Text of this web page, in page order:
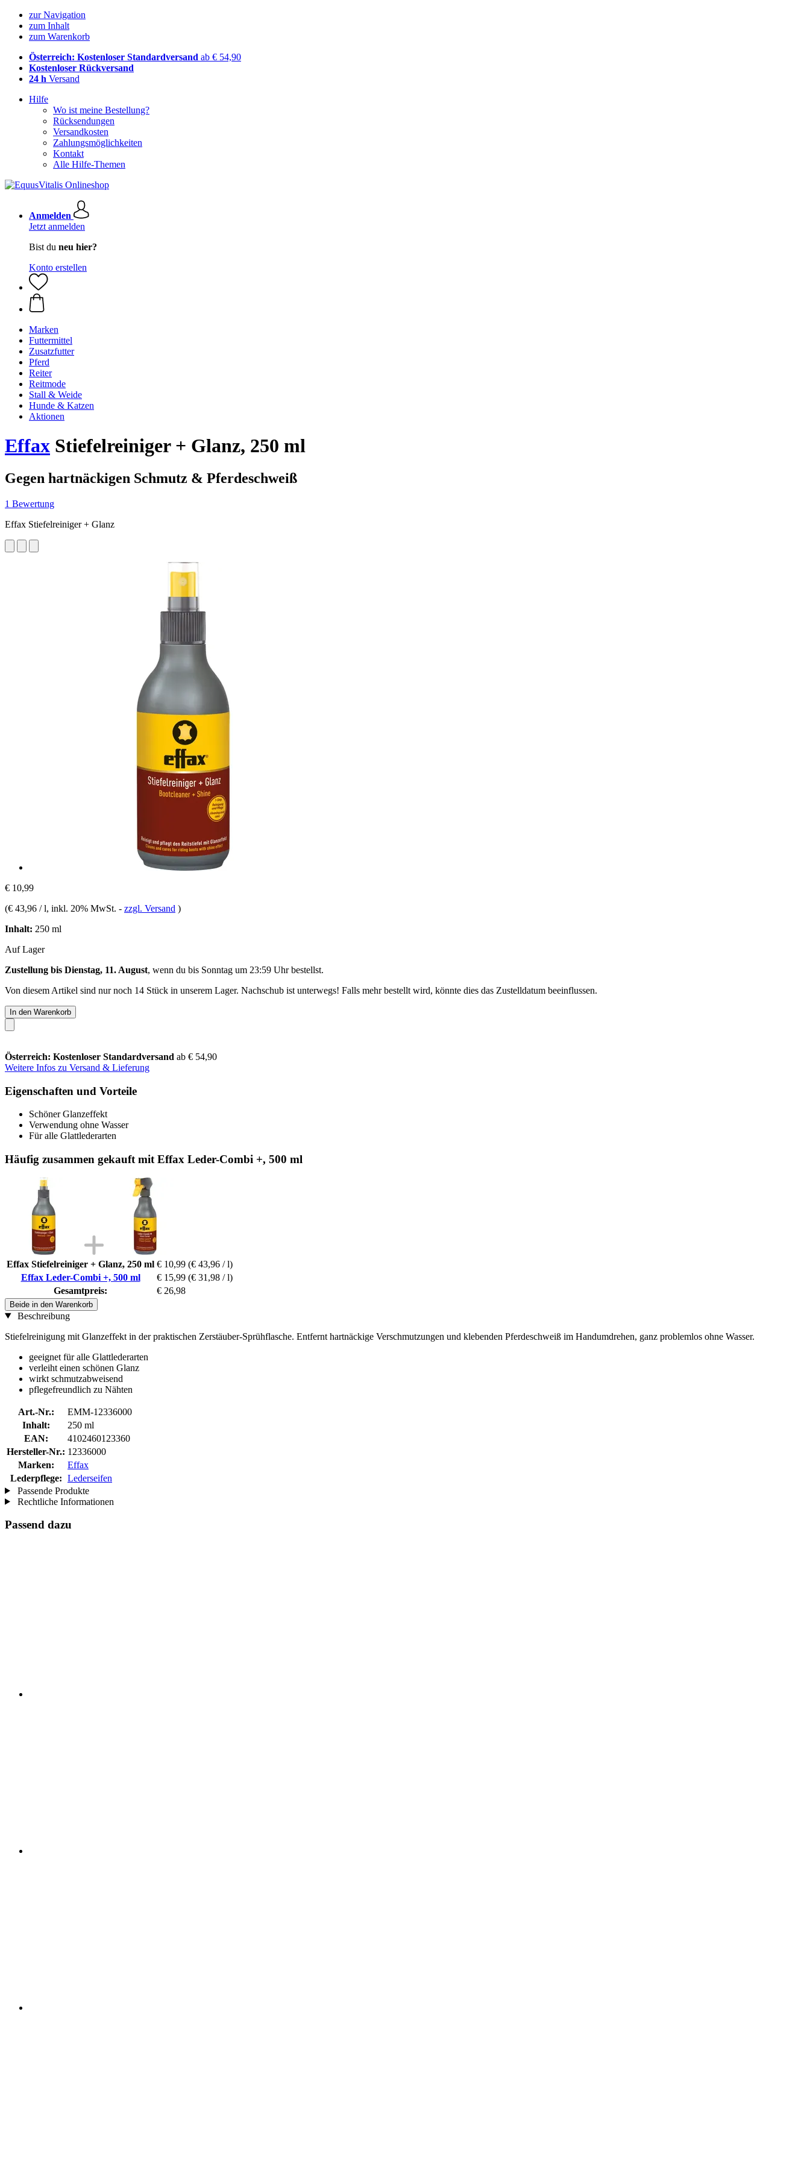
zur Navigation
zum Inhalt
zum Warenkorb
Österreich: Kostenloser Standardversand ab € 54,90
Kostenloser Rückversand
24 h Versand
Hilfe
Wo ist meine Bestellung?
Rücksendungen
Versandkosten
Zahlungsmöglichkeiten
Kontakt
Alle Hilfe-Themen
Anmelden
Jetzt anmelden
Bist du neu hier?
Konto erstellen
Marken
Futtermittel
Zusatzfutter
Pferd
Reiter
Reitmode
Stall & Weide
Hunde & Katzen
Aktionen
Effax Stiefelreiniger + Glanz, 250 ml
Gegen hartnäckigen Schmutz & Pferdeschweiß
1 Bewertung
Effax Stiefelreiniger + Glanz
€ 10,99
(€ 43,96 / l, inkl. 20% MwSt. - zzgl. Versand )
Inhalt: 250 ml
Auf Lager
Zustellung bis Dienstag, 11. August, wenn du bis Sonntag um 23:59 Uhrbestellst.
Von diesem Artikel sind nur noch 14 Stück in unserem Lager. Nachschub ist unterwegs! Falls mehr bestellt wird, könnte dies das Zustelldatum beeinflussen.
In den Warenkorb
Österreich: Kostenloser Standardversand ab € 54,90
Weitere Infos zu Versand & Lieferung
Eigenschaften und Vorteile
Schöner Glanzeffekt
Verwendung ohne Wasser
Für alle Glattlederarten
Häufig zusammen gekauft mit Effax Leder-Combi +, 500 ml
Effax Stiefelreiniger + Glanz, 250 ml € 10,99 (€ 43,96 / l)
Effax Leder-Combi +, 500 ml
€ 15,99 (€ 31,98 / l)
Gesamtpreis:
€ 26,98
Beide in den Warenkorb
Beschreibung
Stiefelreinigung mit Glanzeffekt in der praktischen Zerstäuber-Sprühflasche. Entfernt hartnäckige Verschmutzungen und klebenden Pferdeschweiß im Handumdrehen, ganz problemlos ohne Wasser.
geeignet für alle Glattlederarten
verleiht einen schönen Glanz
wirkt schmutzabweisend
pflegefreundlich zu Nähten
Art.-Nr.:
EMM-12336000
Inhalt:
250 ml
EAN:
4102460123360
Hersteller-Nr.: 12336000
Marken:
Effax
Lederpflege: Lederseifen
Passende Produkte
Rechtliche Informationen
Passend dazu